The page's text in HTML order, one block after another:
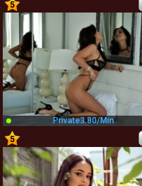
5
15
Private3.80/min
5
17